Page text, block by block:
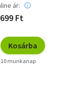
ár:
699 Ft
Kosárba
10 munkanap